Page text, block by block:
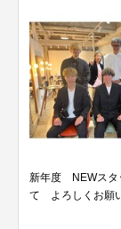
新年度 NEWスタ
て よろしくお願